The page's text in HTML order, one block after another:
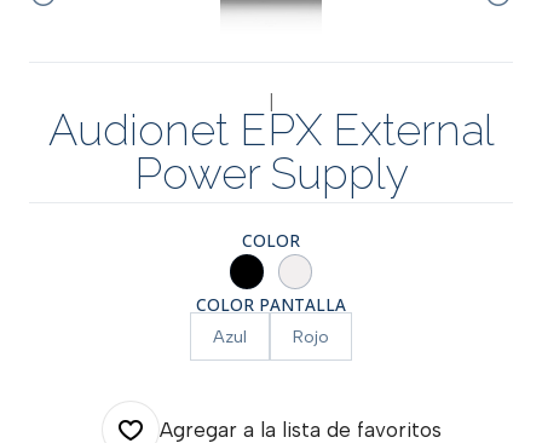
|
Audionet EPX External
Power Supply
COLOR
COLOR PANTALLA
Azul Rojo
Agregar a la lista de favoritos